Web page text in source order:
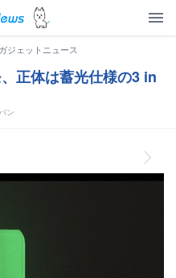
ガジェットニュース
正体は蓄光仕様の3 in
ン